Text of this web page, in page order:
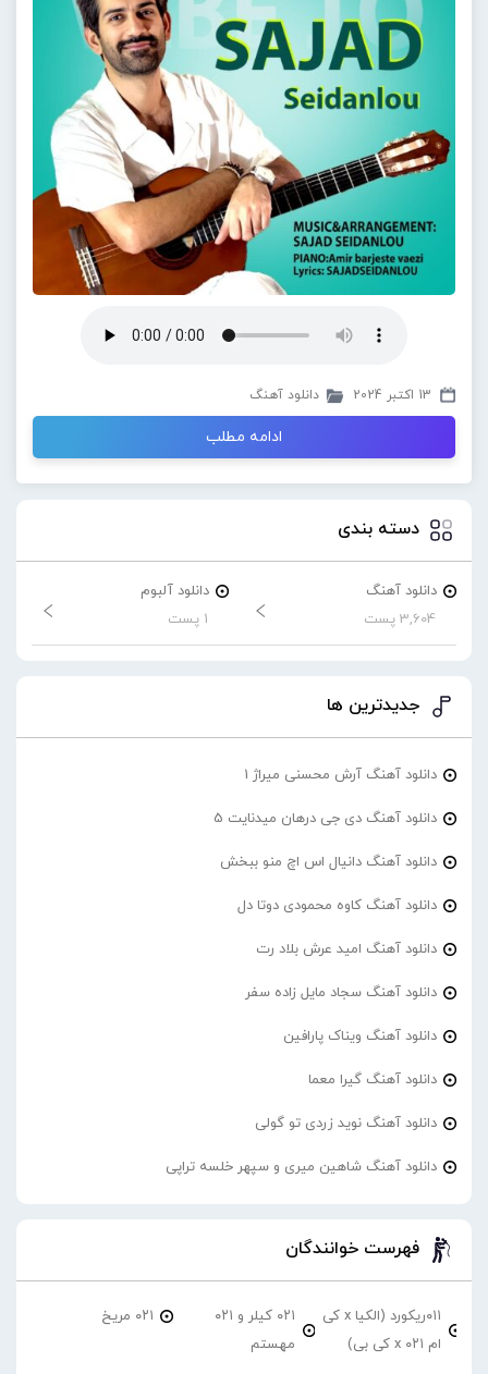
13 اکتبر 2024 دانلود آهنگ
ادامه مطلب
دسته بندی
دانلود آهنگ
3,604 پست
دانلود آلبوم
1 پست
جدیدترین ها
دانلود آهنگ آرش محسنی میراژ 1
دانلود آهنگ دی جی درهان میدنایت 5
دانلود آهنگ دانیال اس اچ منو ببخش
دانلود آهنگ کاوه محمودی دوتا دل
دانلود آهنگ امید عرش بلاد رت
دانلود آهنگ سجاد مایل زاده سفر
دانلود آهنگ ویناک پارافین
دانلود آهنگ گیرا معما
دانلود آهنگ نوید زردی تو گولی
دانلود آهنگ شاهین میری و سپهر خلسه تراپی
فهرست خوانندگان
۰۱۱ریکورد (الکیا x کی
ام ۰۲۱ x کی بی)
۰۲۱ کیلر و ۰۲۱
مهستم
۰۲۱ مریخ